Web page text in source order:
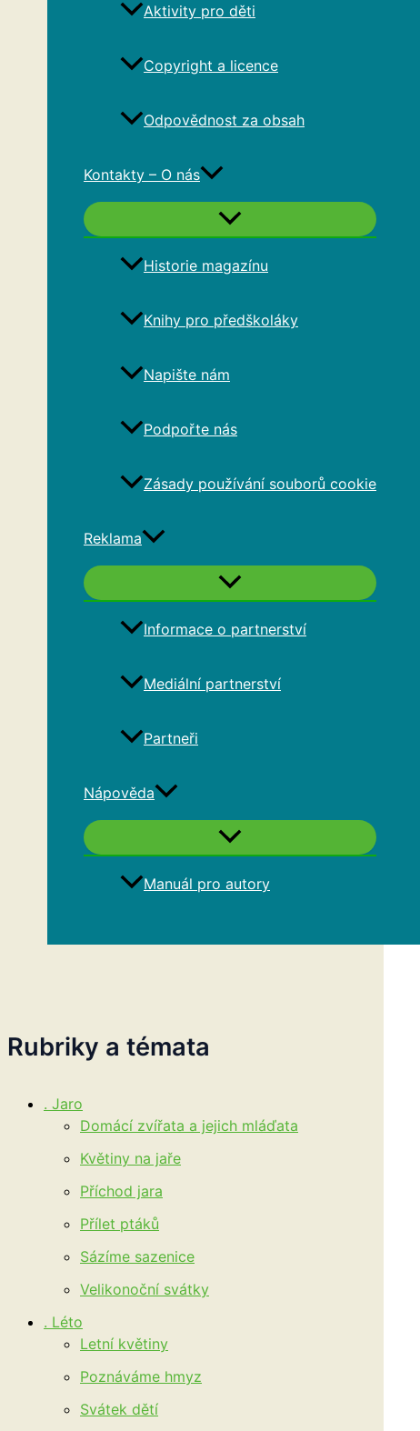
Aktivity pro děti
Copyright a licence
Odpovědnost za obsah
Kontakty – O nás
Historie magazínu
Knihy pro předškoláky
Napište nám
Podpořte nás
Zásady používání souborů cookie
Reklama
Informace o partnerství
Mediální partnerství
Partneři
Nápověda
Manuál pro autory
Rubriky a témata
. Jaro
Domácí zvířata a jejich mláďata
Květiny na jaře
Příchod jara
Přílet ptáků
Sázíme sazenice
Velikonoční svátky
. Léto
Letní květiny
Poznáváme hmyz
Svátek dětí